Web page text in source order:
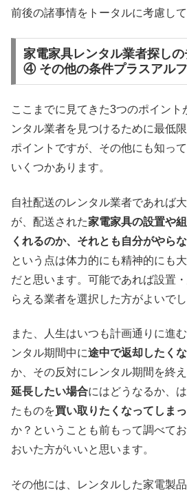
前後の諸事情をトータルに考慮し
家電家具レンタル業者探し
④ その他の条件プラスアル
ここまでに見てきた3つのポイント
ンタル業者を見つけるために最低
ポイントですが、その他にも知っ
いくつかあります。
自社配送のレンタル業者であれば
が、配送された家電家具の設置や
くれるのか、それとも自分がやら
という点は体力的にも精神的にも
だと思います。可能であれば設置
らえる業者を選択した方がよいでし
また、人生はいつも計画通りに進
ンタル期間中に途中で返却したく
か、その反対にレンタル期間を終
延長したい場合にはどうなるか、
たものを買い取りたくなってしま
か？ということも前もって調べて
おいた方がいいと思います。
その他には、レンタルした家電製